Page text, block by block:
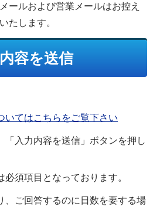
ールおよび営業メールはお控え
たします。
いてはこちらをご覧下さい
「入力内容を送信」ボタンを押し
須項目となっております。
、ご回答するのに日数を要する場